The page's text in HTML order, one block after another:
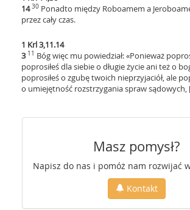
14 30 Ponadto między Roboamem a
przez cały czas.
1 Krl 3,11.14
3 11 Bóg więc mu powiedział: «Ponieważ
poprosiłeś dla siebie o długie życie ani też o
poprosiłeś o zgubę twoich nieprzyjaciół, ale
o umiejętność rozstrzygania spraw sądowych,
Masz pomysł?
Napisz do nas i pomóż nam rozwijać
Kontakt